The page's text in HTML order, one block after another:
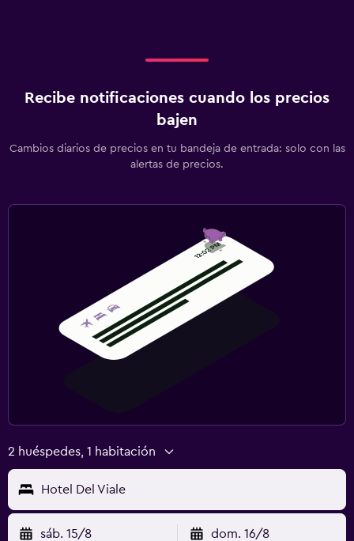
Recibe notificaciones cuando los precios
bajen
Cambios diarios de precios en tu bandeja de entrada: solo con las
alertas de precios.
2 huéspedes, 1 habitación
Hotel Del Viale
sáb. 15/8 dom. 16/8